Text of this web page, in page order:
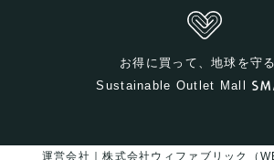
お得に買って、地球を守る
Sustainable Outlet Mall
運営会社｜株式会社ウィファブリック（